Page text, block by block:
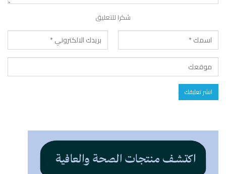
شكرا للتعليق